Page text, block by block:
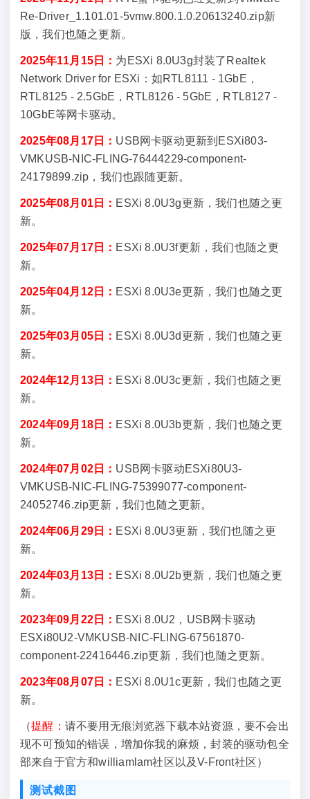
Re-Driver_1.101.01-5vmw.800.1.0.20613240.zip新
版，我们也随之更新。
2025年11月15日： 为ESXi 8.0U3g封装了Realtek
Network Driver for ESXi：如RTL8111 - 1GbE，
RTL8125 - 2.5GbE，RTL8126 - 5GbE，RTL8127 -
10GbE等网卡驱动。
2025年08月17日： USB网卡驱动更新到ESXi803-
VMKUSB-NIC-FLING-76444229-component-
24179899.zip，我们也跟随更新。
2025年08月01日： ESXi 8.0U3g更新，我们也随之更
新。
2025年07月17日： ESXi 8.0U3f更新，我们也随之更
新。
2025年04月12日： ESXi 8.0U3e更新，我们也随之更
新。
2025年03月05日： ESXi 8.0U3d更新，我们也随之更
新。
2024年12月13日： ESXi 8.0U3c更新，我们也随之更
新。
2024年09月18日： ESXi 8.0U3b更新，我们也随之更
新。
2024年07月02日： USB网卡驱动ESXi80U3-
VMKUSB-NIC-FLING-75399077-component-
24052746.zip更新，我们也随之更新。
2024年06月29日： ESXi 8.0U3更新，我们也随之更
新。
2024年03月13日： ESXi 8.0U2b更新，我们也随之更
新。
2023年09月22日： ESXi 8.0U2，USB网卡驱动
ESXi80U2-VMKUSB-NIC-FLING-67561870-
component-22416446.zip更新，我们也随之更新。
2023年08月07日： ESXi 8.0U1c更新，我们也随之更
新。
（提醒： 请不要用无痕浏览器下载本站资源，要不会出
现不可预知的错误，增加你我的麻烦，封装的驱动包全
部来自于官方和williamlam社区以及V-Front社区）
测试截图